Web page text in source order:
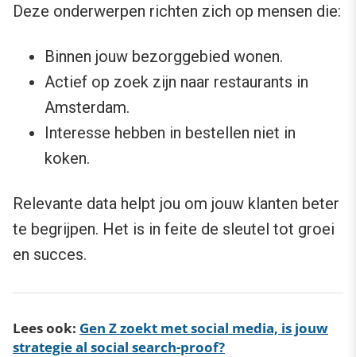
Deze onderwerpen richten zich op mensen die:
Binnen jouw bezorggebied wonen.
Actief op zoek zijn naar restaurants in
Amsterdam.
Interesse hebben in bestellen niet in
koken.
Relevante data helpt jou om jouw klanten beter
te begrijpen. Het is in feite de sleutel tot groei
en succes.
Lees ook: Gen Z zoekt met social media, is jouw
strategie al social search-proof?